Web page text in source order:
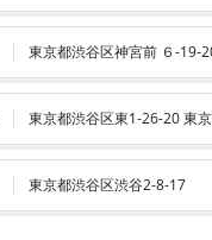
東京都渋谷区神宮前 ６-19-
東京都渋谷区東1-26-20 東
東京都渋谷区渋谷2-8-17